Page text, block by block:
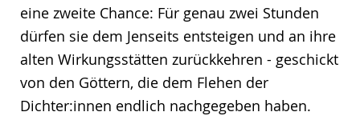
eine zweite Chance: Für genau zwei Stunden
dürfen sie dem Jenseits entsteigen und an ihre
alten Wirkungsstätten zurückkehren - geschickt
von den Göttern, die dem Flehen der
Dichter:innen endlich nachgegeben haben.